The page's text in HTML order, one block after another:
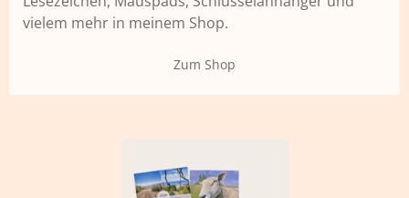
vielem mehr in meinem Shop.
Zum Shop